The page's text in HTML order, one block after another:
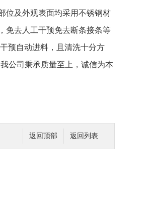
位及外观表面均采用不锈钢材
免去人工干预免去断条接条等
预自动进料，且清洗十分方
公司秉承质量至上，诚信为本
返回列表
返回顶部